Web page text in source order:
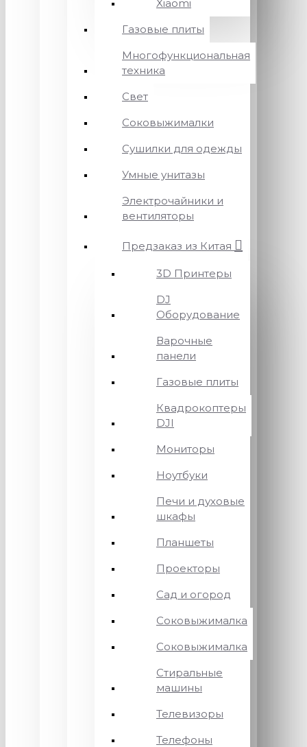
Xiaomi
Газовые плиты
Многофункциональная
техника
Свет
Соковыжималки
Сушилки для одежды
Умные унитазы
Электрочайники и
вентиляторы
Предзаказ из Китая
3D Принтеры
DJ
Оборудование
Варочные
панели
Газовые плиты
Квадрокоптеры
DJI
Мониторы
Ноутбуки
Печи и духовые
шкафы
Планшеты
Проекторы
Сад и огород
Соковыжималка
Соковыжималка
Стиральные
машины
Телевизоры
Телефоны